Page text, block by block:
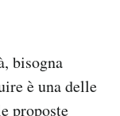
bisogna
è una delle
proposte